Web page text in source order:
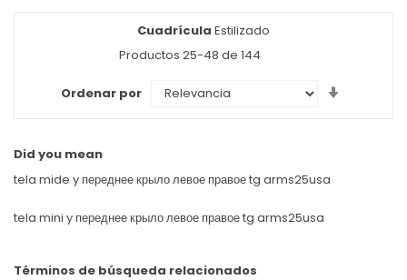
Ver
como
Cuadrícula Estilizado
Productos 25-48 de 144
Ordenar por
Did you mean
tela mide y переднее крыло левое правое tg arms25usa
tela mini y переднее крыло левое правое tg arms25usa
Términos de búsqueda relacionados